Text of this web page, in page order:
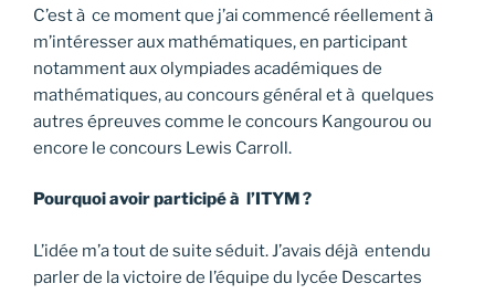
C’est à ce moment que j’ai commencé réellement à
m’intéresser aux mathématiques, en participant
notamment aux olympiades académiques de
mathématiques, au concours général et à quelques
autres épreuves comme le concours Kangourou ou
encore le concours Lewis Carroll.
Pourquoi avoir participé à l’ITYM ?
L’idée m’a tout de suite séduit. J’avais déjà entendu
parler de la victoire de l’équipe du lycée Descartes